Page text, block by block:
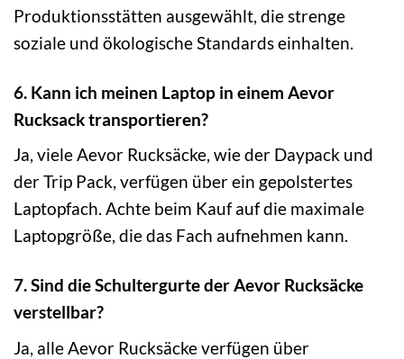
Produktionsstätten ausgewählt, die strenge
soziale und ökologische Standards einhalten.
6. Kann ich meinen Laptop in einem Aevor
Rucksack transportieren?
Ja, viele Aevor Rucksäcke, wie der Daypack und
der Trip Pack, verfügen über ein gepolstertes
Laptopfach. Achte beim Kauf auf die maximale
Laptopgröße, die das Fach aufnehmen kann.
7. Sind die Schultergurte der Aevor Rucksäcke
verstellbar?
Ja, alle Aevor Rucksäcke verfügen über